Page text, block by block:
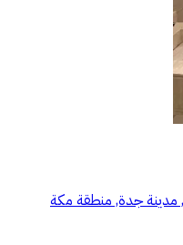
مدينة جدة, منطقة مكة